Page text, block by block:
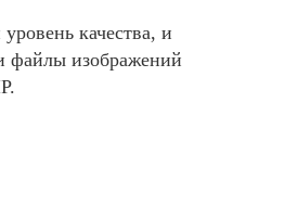
качества, и
файлы изображений